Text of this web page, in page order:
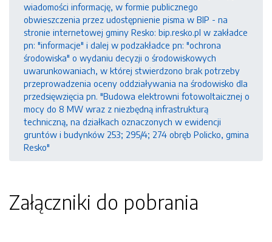
wiadomości informację, w formie publicznego
obwieszczenia przez udostępnienie pisma w BIP - na
stronie internetowej gminy Resko: bip.resko.pl w zakładce
pn: "informacje" i dalej w podzakładce pn: "ochrona
środowiska" o wydaniu decyzji o środowiskowych
uwarunkowaniach, w której stwierdzono brak potrzeby
przeprowadzenia oceny oddziaływania na środowisko dla
przedsięwzięcia pn. "Budowa elektrowni fotowoltaicznej o
mocy do 8 MW wraz z niezbędną infrastrukturą
techniczną, na działkach oznaczonych w ewidencji
gruntów i budynków 253; 295/4; 274 obręb Policko, gmina
Resko"
Załączniki do pobrania